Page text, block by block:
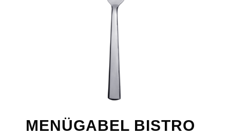
MENÜGABEL BISTRO